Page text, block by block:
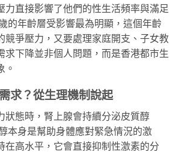
力直接影響了他們的性生活頻率與滿足
的年齡層受影響最為明顯，這個年齡
競爭壓力，又要處理家庭開支、子女教
求下降並非個人問題，而是香港都市生
。
求？從生理機制說起
狀態時，腎上腺會持續分泌皮質醇
本身是幫助身體應對緊急情況的激
在高水平，它會直接抑制性激素的分